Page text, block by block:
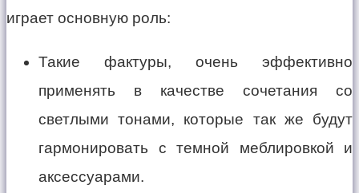
играет основную роль:
Такие фактуры, очень эффективно
применять в качестве сочетания со
светлыми тонами, которые так же будут
гармонировать с темной меблировкой и
аксессуарами.